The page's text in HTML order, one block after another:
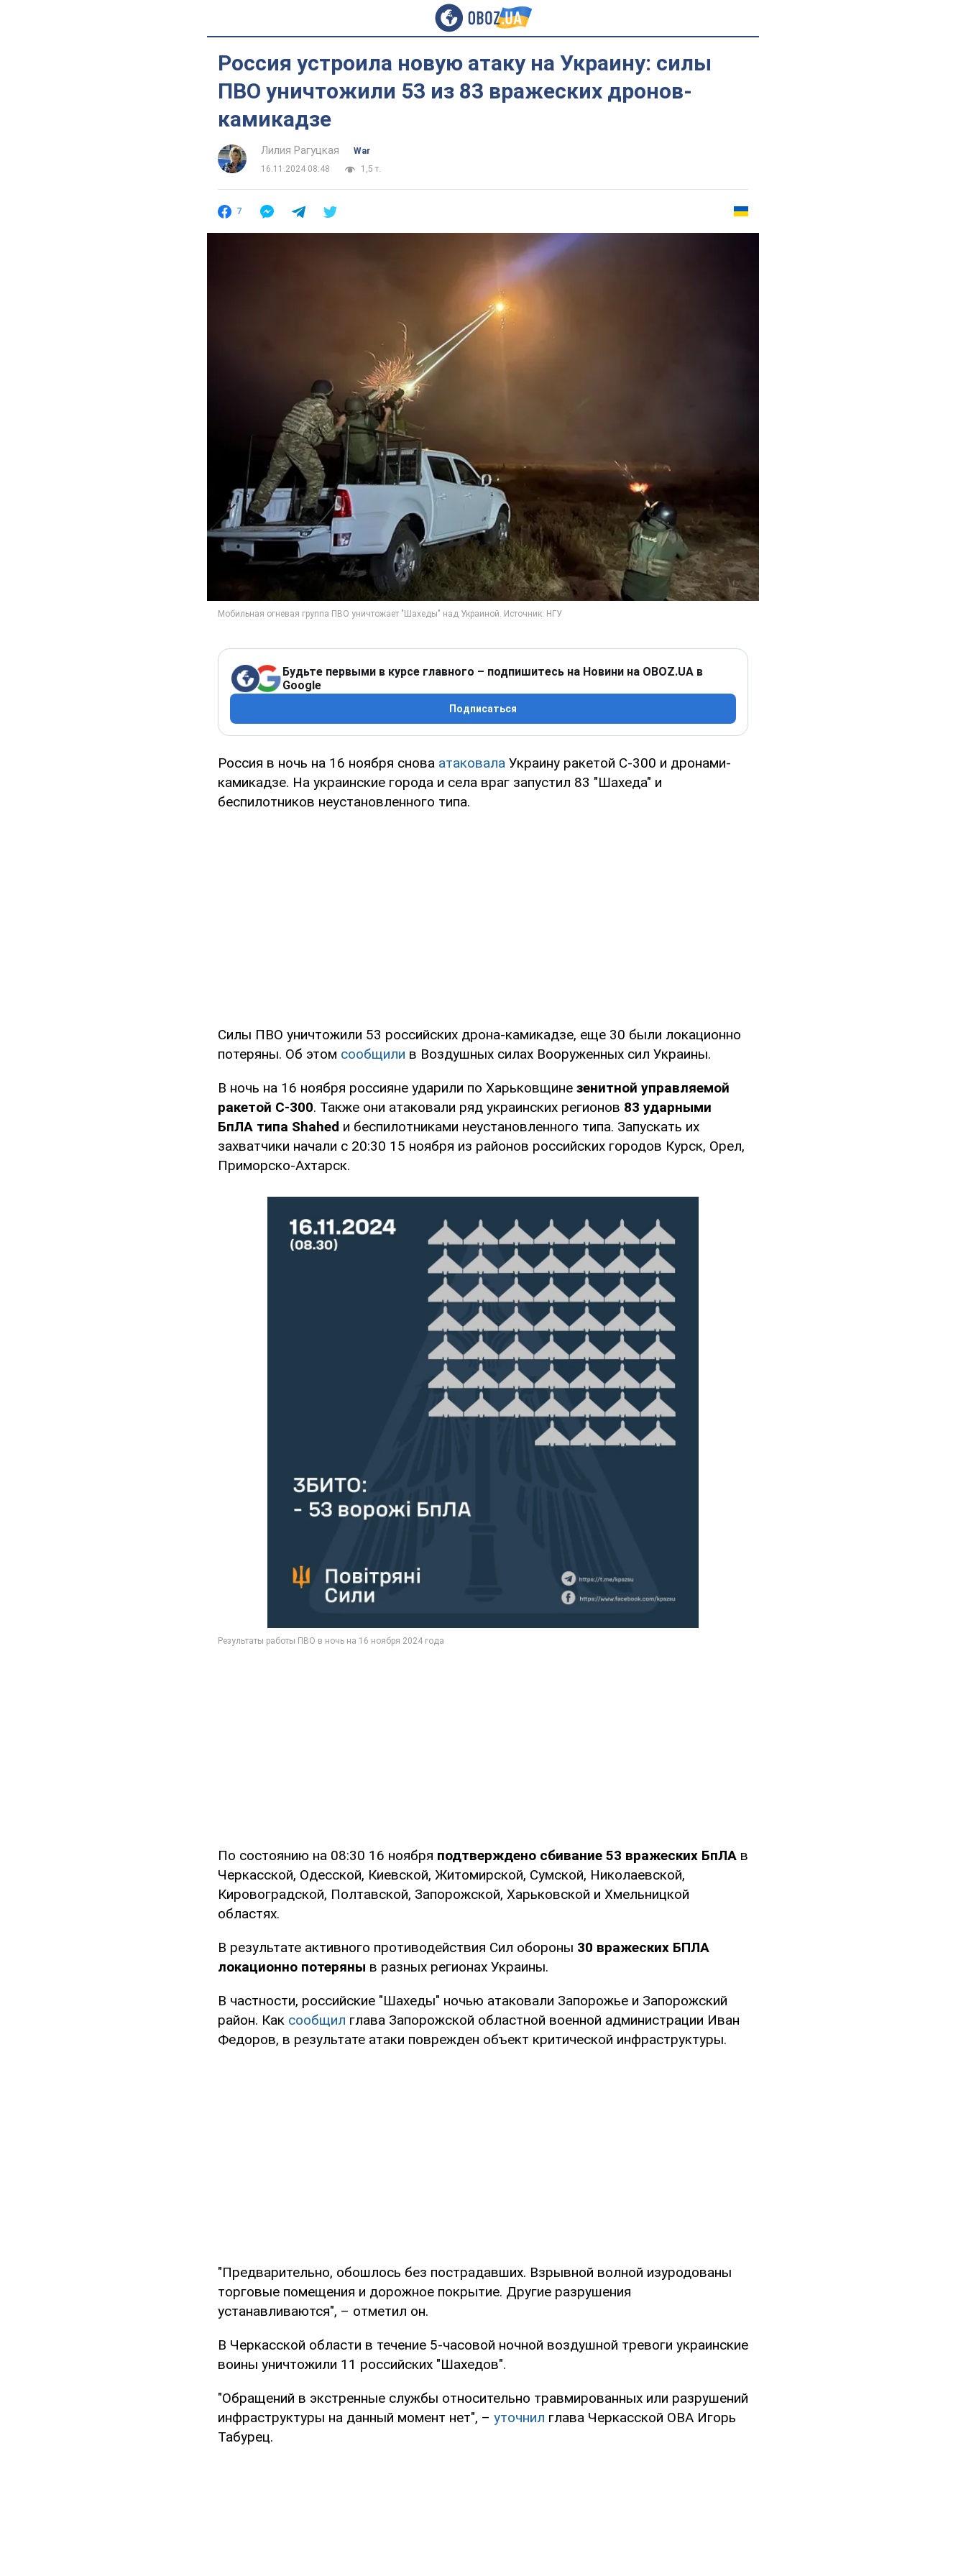
Россия устроила новую атаку на Украину: силы
ПВО уничтожили 53 из 83 вражеских дронов-
камикадзе
Лилия Рагуцкая
War
16.11.2024 08:48
1,5 т.
7
Будьте первыми в курсе главного – подпишитесь на Новини на OBOZ.UA в
Google
Подписаться
Россия в ночь на 16 ноября снова атаковала Украину ракетой С-300 и дронами-
камикадзе. На украинские города и села враг запустил 83 "Шахеда" и
беспилотников неустановленного типа.
Силы ПВО уничтожили 53 российских дрона-камикадзе, еще 30 были локационно
потеряны. Об этом сообщили в Воздушных силах Вооруженных сил Украины.
В ночь на 16 ноября россияне ударили по Харьковщине зенитной управляемой
ракетой С-300. Также они атаковали ряд украинских регионов 83 ударными
БпЛА типа Shahed и беспилотниками неустановленного типа. Запускать их
захватчики начали с 20:30 15 ноября из районов российских городов Курск, Орел,
Приморско-Ахтарск.
По состоянию на 08:30 16 ноября подтверждено сбивание 53 вражеских БпЛА в
Черкасской, Одесской, Киевской, Житомирской, Сумской, Николаевской,
Кировоградской, Полтавской, Запорожской, Харьковской и Хмельницкой
областях.
В результате активного противодействия Сил обороны 30 вражеских БПЛА
локационно потеряны в разных регионах Украины.
В частности, российские "Шахеды" ночью атаковали Запорожье и Запорожский
район. Как сообщил глава Запорожской областной военной администрации Иван
Федоров, в результате атаки поврежден объект критической инфраструктуры.
"Предварительно, обошлось без пострадавших. Взрывной волной изуродованы
торговые помещения и дорожное покрытие. Другие разрушения
устанавливаются", – отметил он.
В Черкасской области в течение 5-часовой ночной воздушной тревоги украинские
воины уничтожили 11 российских "Шахедов".
"Обращений в экстренные службы относительно травмированных или разрушений
инфраструктуры на данный момент нет", – уточнил глава Черкасской ОВА Игорь
Табурец.